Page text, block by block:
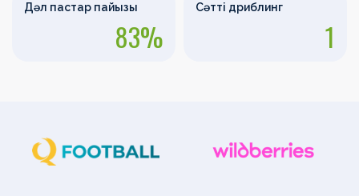
Дәл пастар пайызы
83%
Сәтті дриблинг
1